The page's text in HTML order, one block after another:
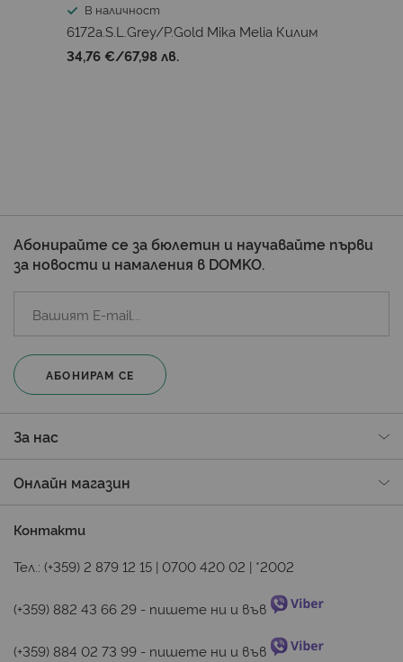
В наличност
6172a.S.L.Grey/P.Gold Mika Melia Килим
34,76 €/67,98 лв.
Абонирайте се за бюлетин и научавайте първи
за новости и намаления в DOMKO.
АБОНИРАМ СЕ
За нас
Онлайн магазин
Контакти
Тел.: (+359) 2 879 12 15 | 0700 420 02 | *2002
(+359) 882 43 66 29 - пишете ни и във
(+359) 884 02 73 99 - пишете ни и във